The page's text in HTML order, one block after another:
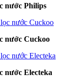
nước Philips
nước Cuckoo
nước Electeka